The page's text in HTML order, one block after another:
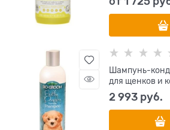
Шампунь-
для щенков и
2 993 руб.